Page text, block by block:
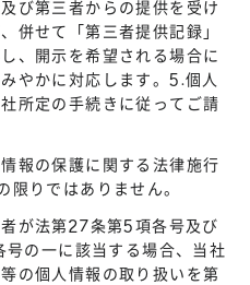
び第三者からの提供を受け
併せて「第三者提供記録」
、開示を希望される場合に
やかに対応します。5.個人
所定の手続きに従ってご請
報の保護に関する法律施行
りではありません。
が法第27条第5項各号及び
の一に該当する場合、当社
の個人情報の取り扱いを第